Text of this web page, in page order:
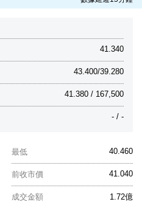
41.340
43.400/39.280
41.380 / 167,500
- / -
40.460
最低
41.040
前收市價
1.72億
成交金額